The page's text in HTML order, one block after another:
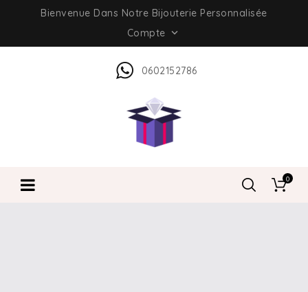
Bienvenue Dans Notre Bijouterie Personnalisée
Compte 
0602152786
0